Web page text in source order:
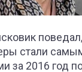
стали
за 2016 год